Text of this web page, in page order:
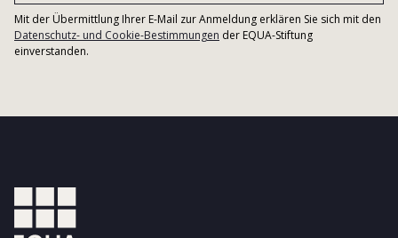
Mit der Übermittlung Ihrer E-Mail zur Anmeldung erklären Sie sich mit den
Datenschutz- und Cookie-Bestimmungen der EQUA-Stiftung
einverstanden.